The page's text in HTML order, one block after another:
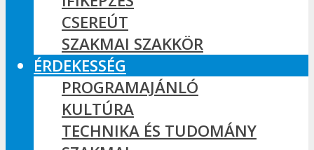
CSEREÚT
SZAKMAI SZAKKÖR
ÉRDEKESSÉG
PROGRAMAJÁNLÓ
KULTÚRA
TECHNIKA ÉS TUDOMÁNY